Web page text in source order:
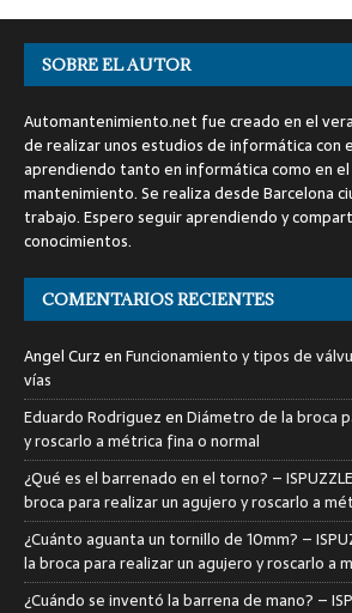
SOBRE EL AUTOR
Automantenimiento.net fue creado en el
de realizar unos estudios de informática con
aprendiendo tanto en informática como en
mantenimiento. Se realiza desde Barcelona
trabajo. Espero seguir aprendiendo y
conocimientos.
COMENTARIOS RECIENTES
Angel CurzenFuncionamiento y tipos de
vías
Eduardo RodriguezenDiámetro de la broca
y roscarlo a métrica fina o normal
¿Qué es el barrenado en el torno? – ISPUZZLE
broca para realizar un agujero y roscarlo a
¿Cuánto aguanta un tornillo de 10mm? –
la broca para realizar un agujero y roscarlo a
¿Cuándo se inventó la barrena de mano? –